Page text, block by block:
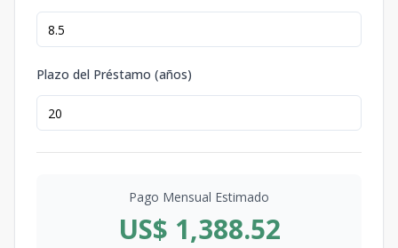
Plazo del Préstamo (años)
Pago Mensual Estimado
US$ 1,388.52